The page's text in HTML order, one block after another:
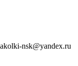
nsk@yandex.ru